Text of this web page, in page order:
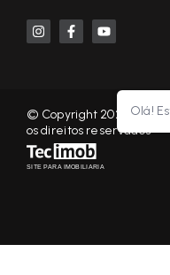
Olá!
© Copyright 2026 - KF
os direitos reservados
SITE PARA IMOBILIARIA